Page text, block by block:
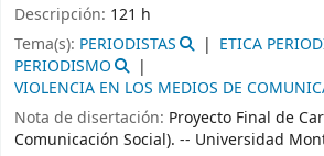
Descripción: 121 h
Tema(s): PERIODISTAS
ETICA
PERIODISMO
VIOLENCIA EN LOS MEDIOS DE
Nota de disertación: Proyecto Final de
Comunicación Social). -- Universidad